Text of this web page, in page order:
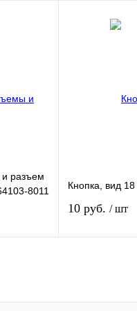
разъем
8011
Кнопка, вид 18
10 руб. / шт